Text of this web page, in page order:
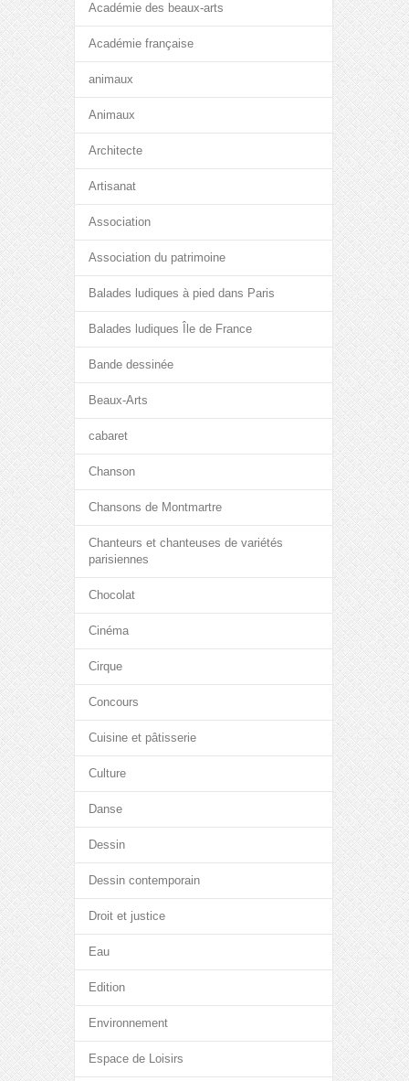
Académie des beaux-arts
Académie française
animaux
Animaux
Architecte
Artisanat
Association
Association du patrimoine
Balades ludiques à pied dans Paris
Balades ludiques Île de France
Bande dessinée
Beaux-Arts
cabaret
Chanson
Chansons de Montmartre
Chanteurs et chanteuses de variétés
parisiennes
Chocolat
Cinéma
Cirque
Concours
Cuisine et pâtisserie
Culture
Danse
Dessin
Dessin contemporain
Droit et justice
Eau
Edition
Environnement
Espace de Loisirs